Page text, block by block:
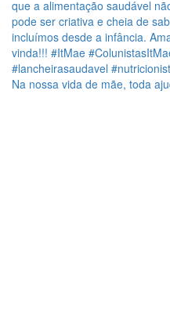
Na nossa vida de mãe, toda